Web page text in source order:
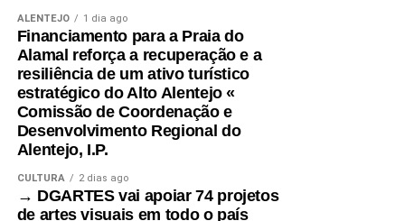
ALENTEJO 1 dia ago
Financiamento para a Praia do
Alamal reforça a recuperação e a
resiliência de um ativo turístico
estratégico do Alto Alentejo «
Comissão de Coordenação e
Desenvolvimento Regional do
Alentejo, I.P.
CULTURA 2 dias ago
→ DGARTES vai apoiar 74 projetos
de artes visuais em todo o país